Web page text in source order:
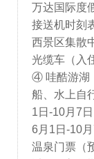
万达国际度
接送机时刻
西景区集散
光缆车（入
④ 哇酷游湖
船、水上自
1日-10月7
6月1日-10
温泉门票（